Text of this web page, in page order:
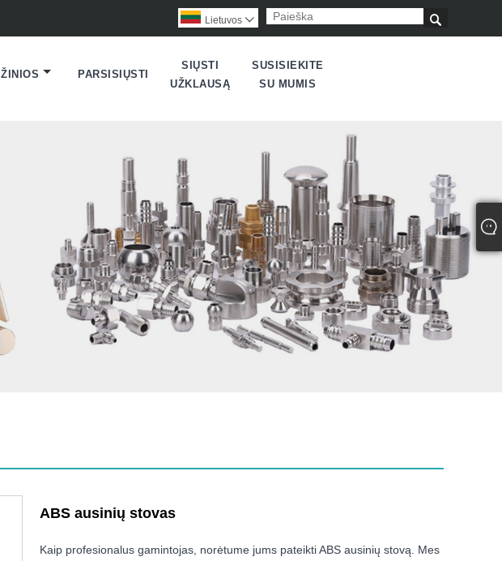

Lietuvos 
ŽINIOS PARSISIŲSTI
SIŲSTI
UŽKLAUSĄ
SUSISIEKITE
SU MUMIS
ABS ausinių stovas
Kaip profesionalus gamintojas, norėtume jums pateikti ABS ausinių stovą. Mes